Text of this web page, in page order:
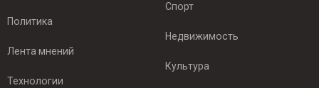
Политика
Лента мнений
Технологии
Спорт
Недвижимость
Культура